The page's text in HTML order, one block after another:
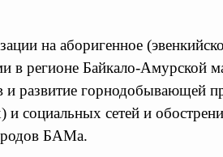
на аборигенное
регионе Байкало-Амурской
и развитие
и социальных сетей и
БАМа.